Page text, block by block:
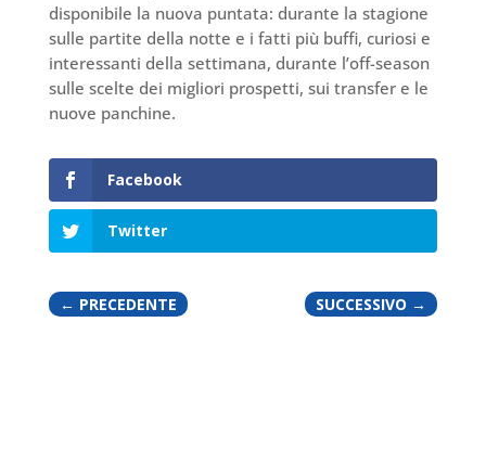
disponibile la nuova puntata: durante la stagione
sulle partite della notte e i fatti più buffi, curiosi e
interessanti della settimana, durante l’off-season
sulle scelte dei migliori prospetti, sui transfer e le
nuove panchine.
Facebook
Twitter
← PRECEDENTE SUCCESSIVO →